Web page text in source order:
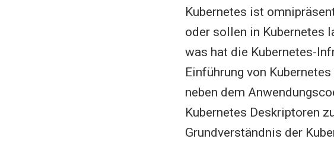
Kubernetes ist
oder sollen in Kubernetes
was hat die Kubernetes-
Einführung von
neben dem
Kubernetes Deskriptoren
Grundverständnis der